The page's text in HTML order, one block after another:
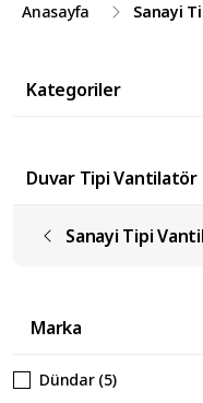
Anasayfa Sanayi
Kategoriler
Duvar Tipi Vantilatör
Sanayi Tipi
Marka
Dündar (5)